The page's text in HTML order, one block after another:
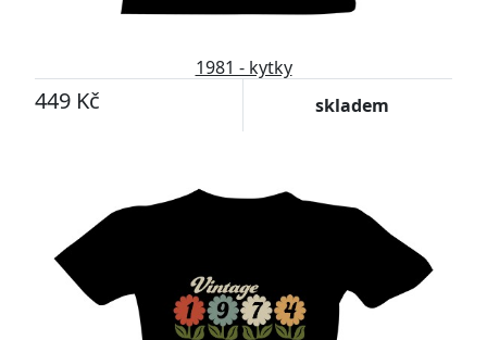
1981 - kytky
449 Kč skladem